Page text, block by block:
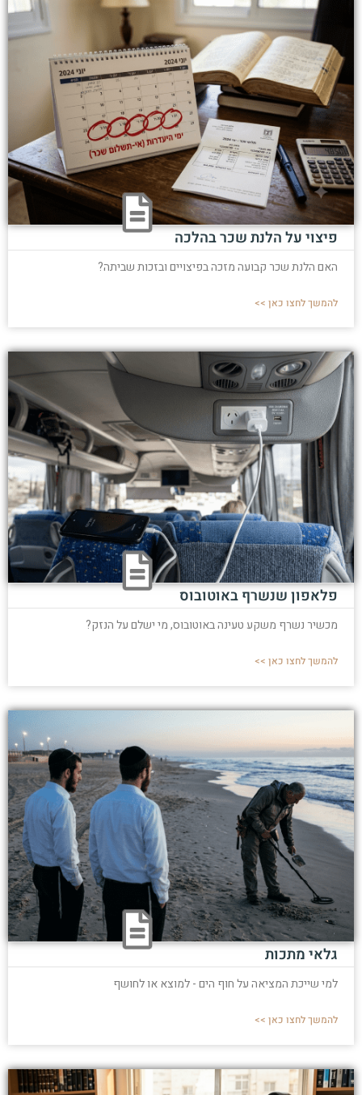
פיצוי על הלנת שכר בהלכה
האם הלנת שכר קבועה מזכה בפיצויים ובזכות שביתה?
להמשך לחצו כאן >>
פלאפון שנשרף באוטובוס
מכשיר נשרף משקע טעינה באוטובוס, מי ישלם על הנזק?
להמשך לחצו כאן >>
גלאי מתכות
למי שייכת המציאה על חוף הים - למוצא או לחושף
להמשך לחצו כאן >>